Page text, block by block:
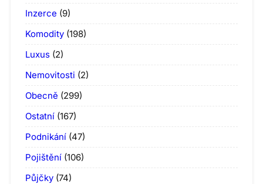
Inzerce (9)
Komodity (198)
Luxus (2)
Nemovitosti (2)
Obecně (299)
Ostatní (167)
Podnikání (47)
Pojištění (106)
Půjčky (74)